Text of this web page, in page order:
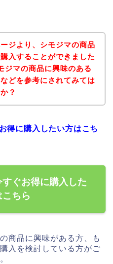
ジより、シモジマの商品
入することができました
ジマの商品に興味のある
どを参考にされてみては
？
得に購入したい方はこち
ぐお得に購入した
ちら
商品に興味がある方、も
入を検討している方がご